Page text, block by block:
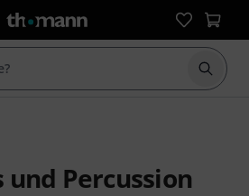
Suche
und Percussion